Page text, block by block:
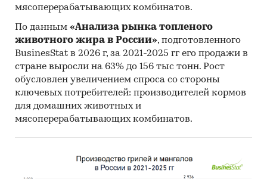
показатели торговли готовыми кормами
для собак
оценки экспертов рынка зоотоваров
Категории: Россия
Корм
Корм для собак
Корм для домашних животных
мясоперерабатывающих комбинатов.
По данным «Анализа рынка топленого
животного жира в России», подготовленного
BusinesStat в 2026 г, за 2021-2025 гг его продажи в
стране выросли на 63% до 156 тыс тонн. Рост
обусловлен увеличением спроса со стороны
ключевых потребителей: производителей кормов
для домашних животных и
мясоперерабатывающих комбинатов.